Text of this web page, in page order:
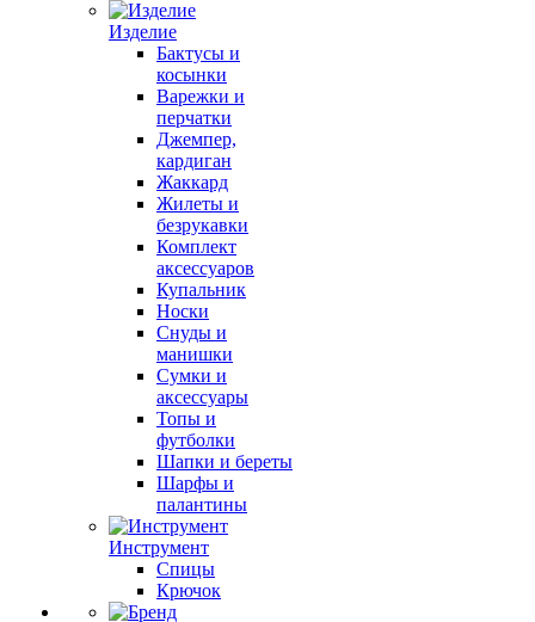
Изделие
Бактусы и
косынки
Варежки и
перчатки
Джемпер,
кардиган
Жаккард
Жилеты и
безрукавки
Комплект
аксессуаров
Купальник
Носки
Снуды и
манишки
Сумки и
аксессуары
Топы и
футболки
Шапки и береты
Шарфы и
палантины
Инструмент
Спицы
Крючок